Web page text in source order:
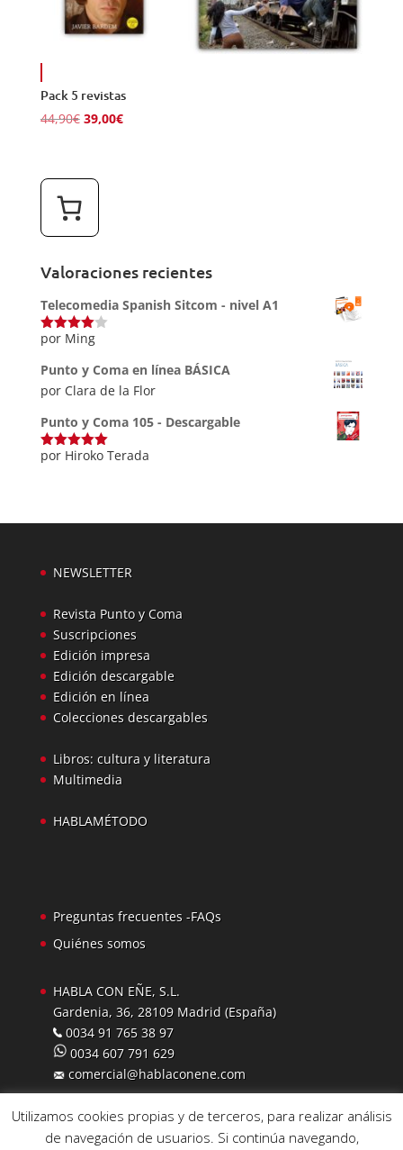
Pack 5 revistas
44,90€ El
era:
39,00€El
Valoraciones recientes
Telecomedia Spanish Sitcom - nivel A1
Valorado
5
por Ming
Punto y Coma en línea BÁSICA
por Clara de la Flor
Punto y Coma 105 - Descargable
Valorado
por Hiroko Terada
NEWSLETTER
Revista Punto y Coma
Suscripciones
Edición impresa
Edición descargable
Edición en línea
Colecciones descargables
Libros: cultura y literatura
Multimedia
HABLAMÉTODO
Preguntas frecuentes -FAQs
Quiénes somos
HABLA CON EÑE, S.L.
Gardenia, 36, 28109 Madrid (España)
0034 91 765 38 97
0034 607 791 629
comercial@hablaconene.com
Utilizamos cookies propias y de terceros, para realizar análisis
de navegación de usuarios. Si continúa navegando,